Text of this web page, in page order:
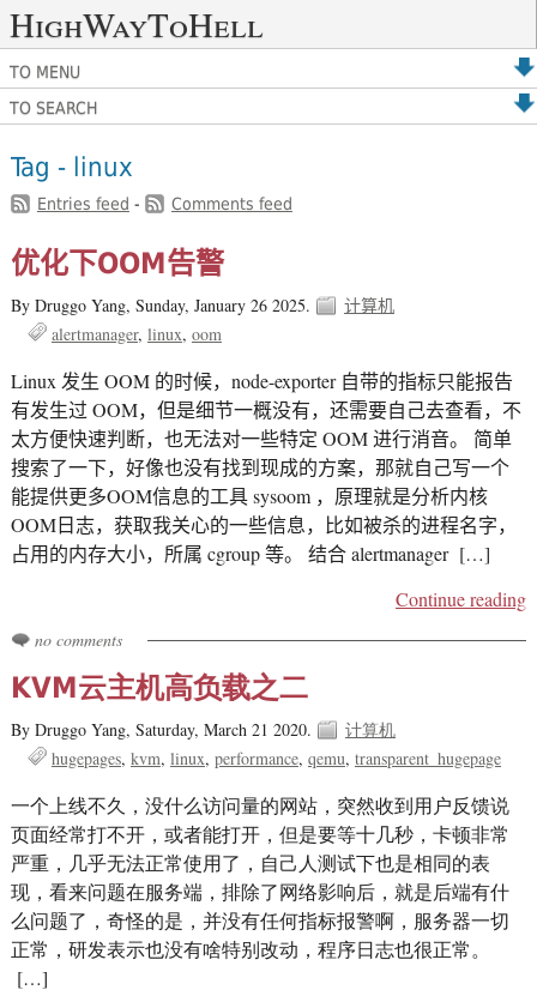
HighWayToHell
TO MENU
TO SEARCH
Tag - linux
Entries feed - Comments feed
优化下OOM告警
By Druggo Yang, Sunday, January 26 2025.
计算机
alertmanager linux oom
Linux 发生 OOM 的时候，node-exporter 自带的指标只能报告
有发生过 OOM，但是细节一概没有，还需要自己去查看，不
太方便快速判断，也无法对一些特定 OOM 进行消音。 简单
搜索了一下，好像也没有找到现成的方案，那就自己写一个
能提供更多OOM信息的工具 sysoom ，原理就是分析内核
OOM日志，获取我关心的一些信息，比如被杀的进程名字，
占用的内存大小，所属 cgroup 等。 结合 alertmanager […]
Continue reading
no comments
KVM云主机高负载之二
By Druggo Yang, Saturday, March 21 2020.
计算机
hugepages kvm linux performance qemu transparent_hugepage
一个上线不久，没什么访问量的网站，突然收到用户反馈说
页面经常打不开，或者能打开，但是要等十几秒，卡顿非常
严重，几乎无法正常使用了，自己人测试下也是相同的表
现，看来问题在服务端，排除了网络影响后，就是后端有什
么问题了，奇怪的是，并没有任何指标报警啊，服务器一切
正常，研发表示也没有啥特别改动，程序日志也很正常。
[…]